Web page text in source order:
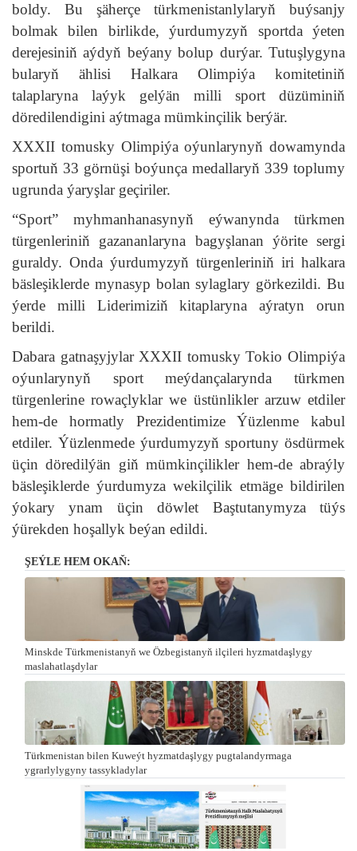
boldy. Bu şäherçe türkmenistanlylaryň buýsanjy
bolmak bilen birlikde, ýurdumyzyň sportda ýeten
derejesiniň aýdyň beýany bolup durýar. Tutuşlygyna
bularyň ählisi Halkara Olimpiýa komitetiniň
talaplaryna laýyk gelýän milli sport düzüminiň
döredilendigini aýtmaga mümkinçilik berýär.
XXXII tomusky Olimpiýa oýunlarynyň dowamynda
sportuň 33 görnüşi boýunça medallaryň 339 toplumy
ugrunda ýaryşlar geçiriler.
“Sport” myhmanhanasynyň eýwanynda türkmen
türgenleriniň gazananlaryna bagyşlanan ýörite sergi
guraldy. Onda ýurdumyzyň türgenleriniň iri halkara
bäsleşiklerde mynasyp bolan sylaglary görkezildi. Bu
ýerde milli Liderimiziň kitaplaryna aýratyn orun
berildi.
Dabara gatnaşyjylar XXXII tomusky Tokio Olimpiýa
oýunlarynyň sport meýdançalarynda türkmen
türgenlerine rowaçlyklar we üstünlikler arzuw etdiler
hem-de hormatly Prezidentimize Ýüzlenme kabul
etdiler. Ýüzlenmede ýurdumyzyň sportuny ösdürmek
üçin döredilýän giň mümkinçilikler hem-de abraýly
bäsleşiklerde ýurdumyza wekilçilik etmäge bildirilen
ýokary ynam üçin döwlet Baştutanymyza tüýs
ýürekden hoşallyk beýan edildi.
ŞEÝLE HEM OKAŇ:
Minskde Türkmenistanyň we Özbegistanyň ilçileri hyzmatdaşlygy
maslahatlaşdylar
Türkmenistan bilen Kuweýt hyzmatdaşlygy pugtalandyrmaga
ygrarlylygyny tassykladylar